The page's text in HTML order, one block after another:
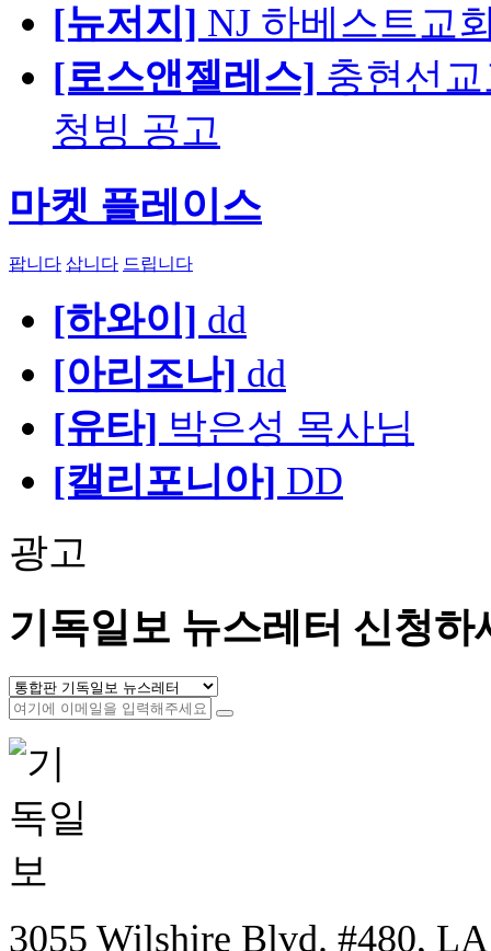
[뉴저지] NJ 하베스트교
[로스앤젤레스] 충현선
청빙 공고
마켓 플레이스
팝니다 삽니다 드립니다
[하와이] dd
[아리조나] dd
[유타] 박은성 목사님
[캘리포니아] DD
광고
기독일보 뉴스레터 신청하
3055 Wilshire Blvd. #480,